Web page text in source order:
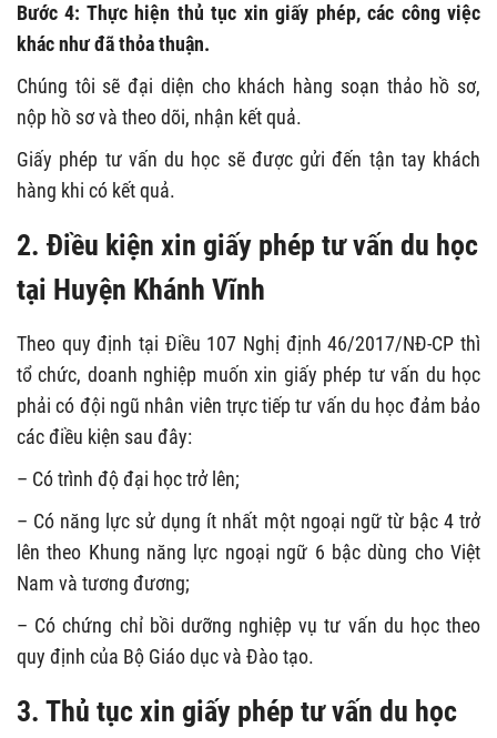
Bước 4: Thực hiện thủ tục xin giấy phép, các công việc
khác như đã thỏa thuận.
Chúng tôi sẽ đại diện cho khách hàng soạn thảo hồ sơ,
nộp hồ sơ và theo dõi, nhận kết quả.
Giấy phép tư vấn du học sẽ được gửi đến tận tay khách
hàng khi có kết quả.
2. Điều kiện xin giấy phép tư vấn du học
tại Huyện Khánh Vĩnh
Theo quy định tại Điều 107 Nghị định 46/2017/NĐ-CP thì
tổ chức, doanh nghiệp muốn xin giấy phép tư vấn du học
phải có đội ngũ nhân viên trực tiếp tư vấn du học đảm bảo
các điều kiện sau đây:
– Có trình độ đại học trở lên;
– Có năng lực sử dụng ít nhất một ngoại ngữ từ bậc 4 trở
lên theo Khung năng lực ngoại ngữ 6 bậc dùng cho Việt
Nam và tương đương;
– Có chứng chỉ bồi dưỡng nghiệp vụ tư vấn du học theo
quy định của Bộ Giáo dục và Đào tạo.
3. Thủ tục xin giấy phép tư vấn du học